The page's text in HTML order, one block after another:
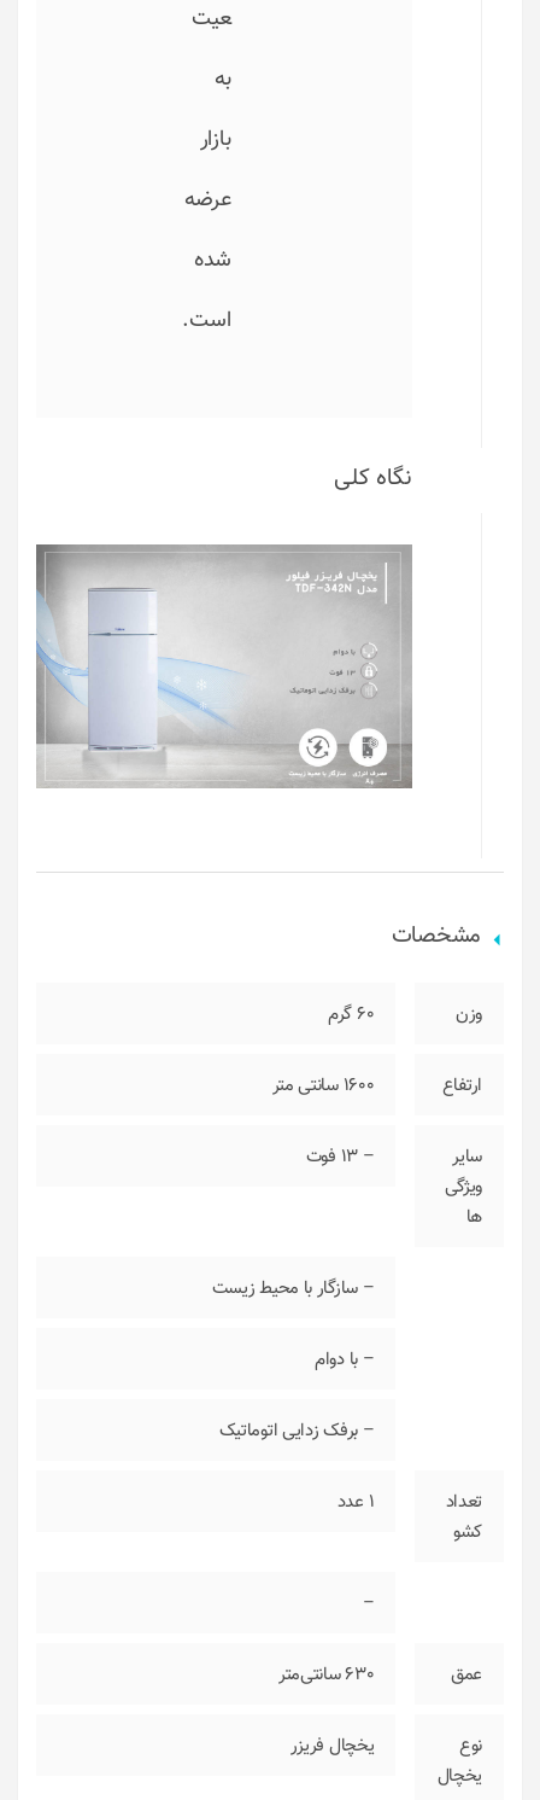
عیت
به
بازار
عرضه
شده
است.
نگاه کلی
مشخصات
وزن 60 گرم
ارتفاع 1600 سانتی متر
سایر
ویژگی‌
ها
– ۱۳ فوت
– سازگار با محیط زیست
– با دوام
– برفک زدایی اتوماتیک
تعداد
کشو
1 عدد
–
عمق 630 سانتی‌متر
نوع
یخچال
یخچال فریزر